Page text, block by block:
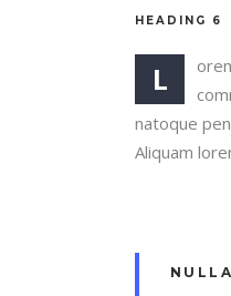
HEADING 6
L
natoque
Aliquam